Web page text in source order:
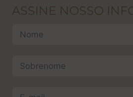
ASSINE NOSSO